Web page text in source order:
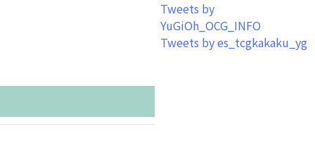
Tweets by
YuGiOh_OCG_INFO
Tweets by es_tcgkakaku_yg